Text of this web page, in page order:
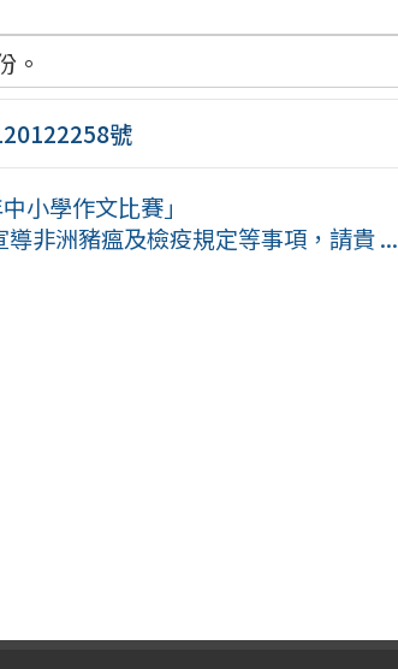
。
號
小學作文比賽」
非洲豬瘟及檢疫規定等事項，請貴 ...